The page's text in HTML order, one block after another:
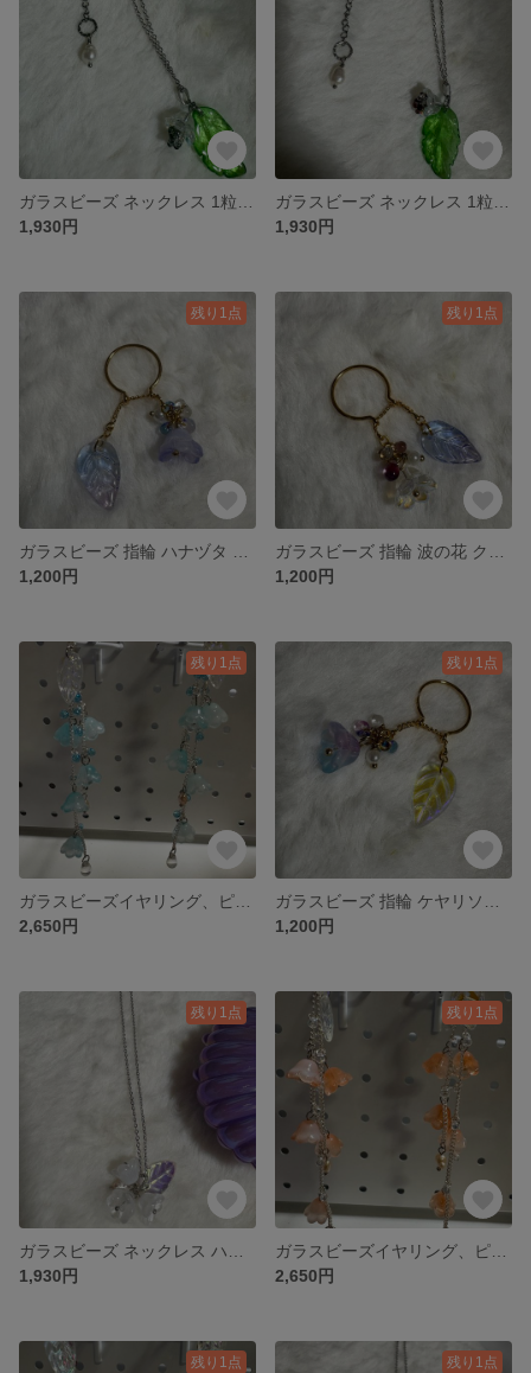
1,930円
1,930円
残り1点
1,200円
残り1点
1,200円
残り1点
2,650円
残り1点
1,200円
残り1点
1,930円
残り1点
2,650円
残り1点 残り1点